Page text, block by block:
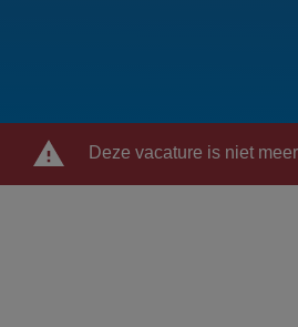
Deze vacature is niet